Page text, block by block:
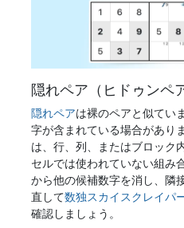
隠れペア（ヒドゥンペ
隠れペアは裸のペアと似てい
字が含まれている場合があり
は、行、列、またはブロック
セルでは使われていない組み
から他の候補数字を消し、隣
直して数独スカイスクレイパ
確認しましょう。